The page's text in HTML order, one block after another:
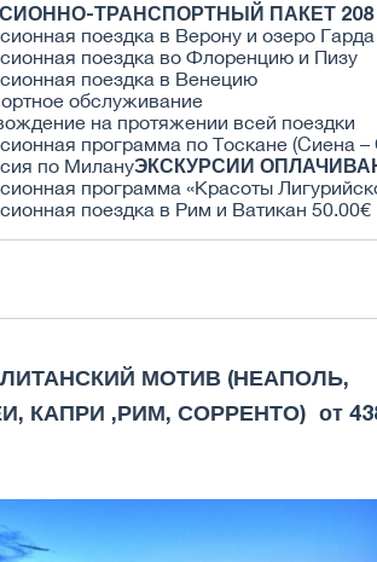
ТРАНСПОРТНЫЙ ПАКЕТ 208
поездка в Верону и озеро Гарда
поездка во Флоренцию и Пизу
поездка в Венецию
обслуживание
на протяжении всей поездки
программа по Тоскане (Сиена
по МилануЭКСКУРСИИ
программа «Красоты
поездка в Рим и Ватикан 50.00€
МОТИВ (НЕАПОЛЬ,
КАПРИ ,РИМ, СОРРЕНТО) от